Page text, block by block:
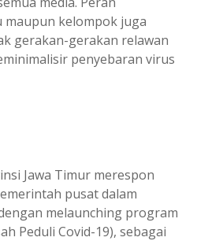
maupun kelompok juga
gerakan-gerakan relawan
penyebaran virus
Jawa Timur merespon
pusat dalam
melaunching program
Peduli Covid-19), sebagai